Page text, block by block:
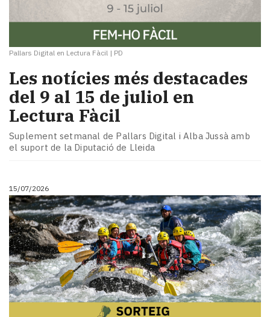
Pallars Digital en Lectura Fàcil | PD
Les notícies més destacades
del 9 al 15 de juliol en
Lectura Fàcil
Suplement setmanal de Pallars Digital i Alba Jussà amb
el suport de la Diputació de Lleida
15/07/2026